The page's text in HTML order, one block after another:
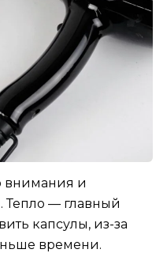
внимания и
Тепло — главный
капсулы, из-за
времени.